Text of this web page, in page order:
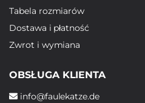
Tabela rozmiarów
Dostawa i płatność
Zwrot i wymiana
OBSŁUGA KLIENTA
info@faulekatze.de